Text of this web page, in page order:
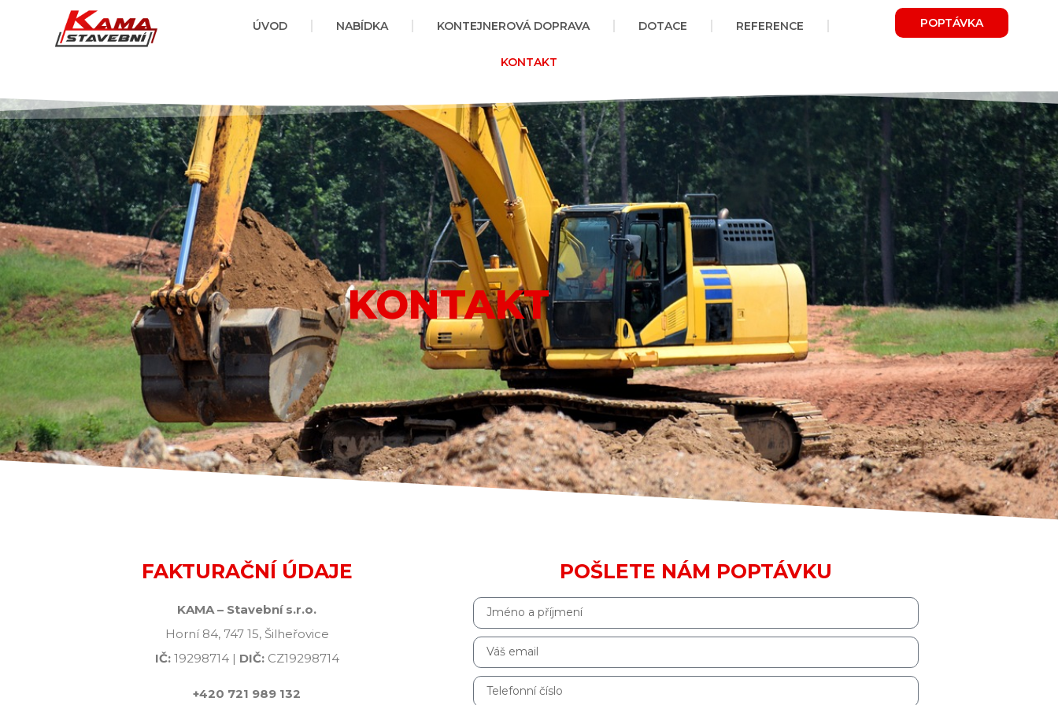
ÚVOD NABÍDKA KONTEJNEROVÁ DOPRAVA DOTACE REFERENCE
KONTAKT
POPTÁVKA
KONTAKT
FAKTURAČNÍ ÚDAJE
KAMA – Stavební s.r.o.
Horní 84, 747 15, Šilheřovice
IČ:19298714 | DIČ:CZ19298714
+420 721 989 132
POŠLETE NÁM POPTÁVKU